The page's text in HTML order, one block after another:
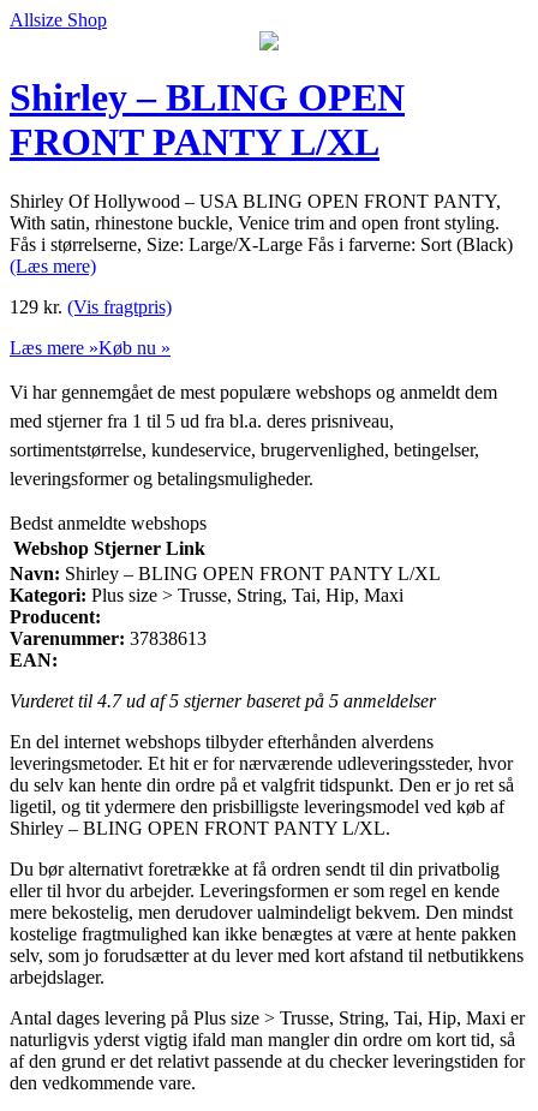
Allsize Shop
Shirley – BLING OPEN
FRONT PANTY L/XL
Shirley Of Hollywood – USA BLING OPEN FRONT PANTY,
With satin, rhinestone buckle, Venice trim and open front styling.
Fås i størrelserne, Size: Large/X-Large Fås i farverne: Sort (Black)
(Læs mere)
129 kr. (Vis fragtpris)
Læs mere »Køb nu »
Vi har gennemgået de mest populære webshops og anmeldt dem
med stjerner fra 1 til 5 ud fra bl.a. deres prisniveau,
sortimentstørrelse, kundeservice, brugervenlighed, betingelser,
leveringsformer og betalingsmuligheder.
Bedst anmeldte webshops
Webshop Stjerner Link
Navn: Shirley – BLING OPEN FRONT PANTY L/XL
Kategori: Plus size > Trusse, String, Tai, Hip, Maxi
Producent:
Varenummer: 37838613
EAN:
Vurderet til 4.7ud af 5 stjerner baseret på 5 anmeldelser
En del internet webshops tilbyder efterhånden alverdens
leveringsmetoder. Et hit er for nærværende udleveringssteder, hvor
du selv kan hente din ordre på et valgfrit tidspunkt. Den er jo ret så
ligetil, og tit ydermere den prisbilligste leveringsmodel ved køb af
Shirley – BLING OPEN FRONT PANTY L/XL.
Du bør alternativt foretrække at få ordren sendt til din privatbolig
eller til hvor du arbejder. Leveringsformen er som regel en kende
mere bekostelig, men derudover ualmindeligt bekvem. Den mindst
kostelige fragtmulighed kan ikke benægtes at være at hente pakken
selv, som jo forudsætter at du lever med kort afstand til netbutikkens
arbejdslager.
Antal dages levering på Plus size > Trusse, String, Tai, Hip, Maxi er
naturligvis yderst vigtig ifald man mangler din ordre om kort tid, så
af den grund er det relativt passende at du checker leveringstiden for
den vedkommende vare.